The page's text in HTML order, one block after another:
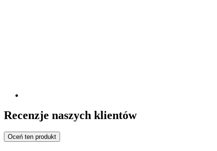
Recenzje naszych klientów
Oceń ten produkt